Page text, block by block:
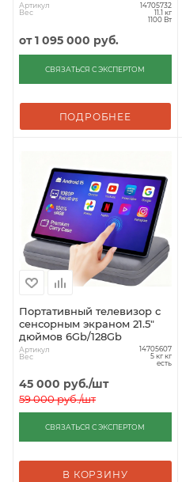
Артикул 14705732
Вес
11.1 кг
1100 Вт
от1 095 000 руб.
СВЯЗАТЬСЯ С ЭКСПЕРТОМ
ПОДРОБНЕЕ
Портативный телевизор с
сенсорным экраном 21.5"
дюймов 6Gb/128Gb
Артикул 14705607
Вес
5 кг кг
есть
45 000 руб./шт
59 000руб./шт
СВЯЗАТЬСЯ С ЭКСПЕРТОМ
В КОРЗИНУ